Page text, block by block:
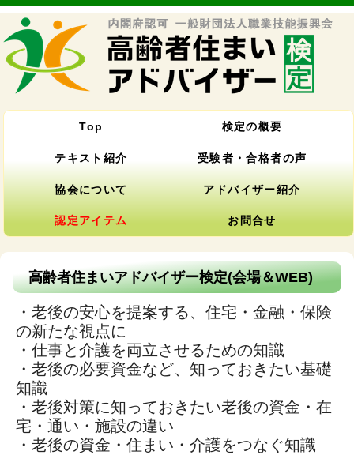
Top 検定の概要
テキスト紹介 受験者・合格者の声
協会について アドバイザー紹介
認定アイテム お問合せ
高齢者住まいアドバイザー検定(会場＆WEB)
・老後の安心を提案する、住宅・金融・保険
の新たな視点に
・仕事と介護を両立させるための知識
・老後の必要資金など、知っておきたい基礎
知識
・老後対策に知っておきたい老後の資金・在
宅・通い・施設の違い
・老後の資金・住まい・介護をつなぐ知識